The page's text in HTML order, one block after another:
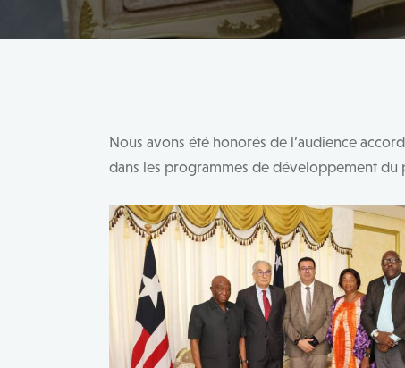
Nous avons été honorés de l’audience
dans les programmes de développement du